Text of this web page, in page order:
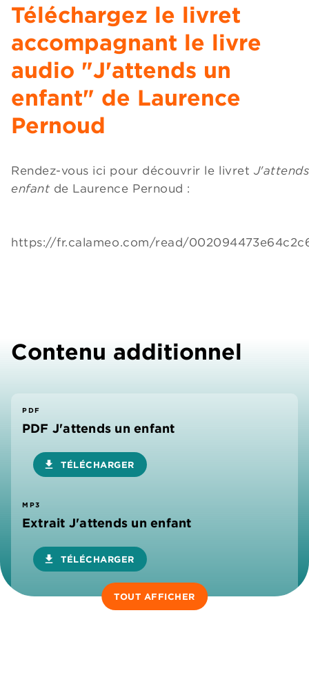
Téléchargez le livret
accompagnant le livre
audio "J'attends un
enfant" de Laurence
Pernoud
Rendez-vous ici pour découvrir le livret
enfant de Laurence Pernoud :
https://fr.calameo.com/read/
Contenu additionnel
PDF
PDF J'attends un enfant
download TÉLÉCHARGER
MP3
Extrait J'attends un enfant
download TÉLÉCHARGER
TOUT AFFICHER